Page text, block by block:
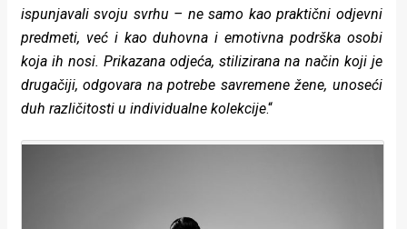
ispunjavali svoju svrhu – ne samo kao praktični odjevni
predmeti, već i kao duhovna i emotivna podrška osobi
koja ih nosi. Prikazana odjeća, stilizirana na način koji je
drugačiji, odgovara na potrebe savremene žene, unoseći
duh različitosti u individualne kolekcije.“